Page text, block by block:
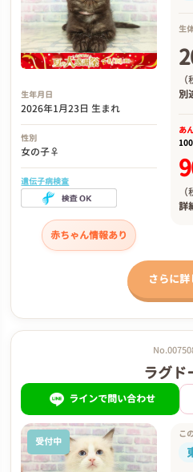
生年月日
2026年1月23日 生まれ
性別
女の子♀
遺伝子病検査
赤ちゃん情報あり
生
別
あ
詳
さらに詳
ラグド
ラインで問い合わせ
受付中
こ